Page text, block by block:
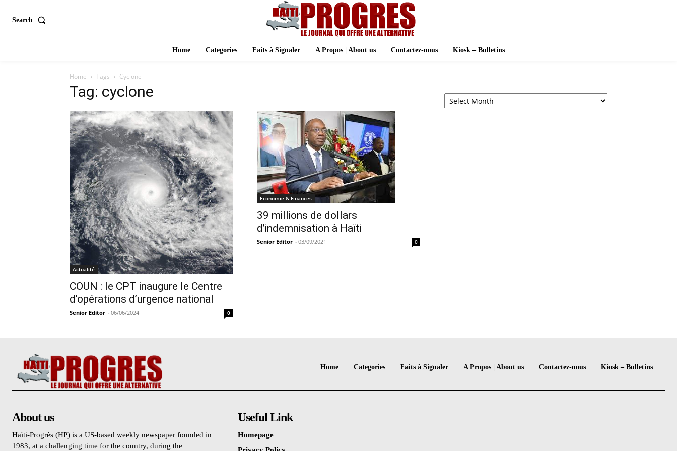
Search
Home Categories Faits à Signaler A Propos | About us Contactez-nous Kiosk – Bulletins
Home Tags Cyclone
Tag: cyclone
Actualité
COUN : le CPT inaugure le Centre
d’opérations d’urgence national
Senior Editor - 06/06/2024 0
Economie & Finances
39 millions de dollars
d’indemnisation à Haïti
Senior Editor - 03/09/2021 0
Archives
Home Categories Faits à Signaler A Propos | About us Contactez-nous Kiosk – Bulletins
About us
Haïti-Progrès (HP) is a US-based weekly newspaper founded in
1983, at a challenging time for the country, during the
Useful Link
Homepage